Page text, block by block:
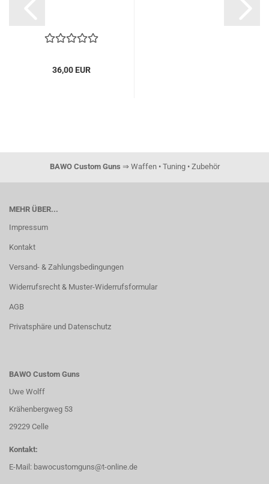
36,00 EUR
BAWO Custom Guns ⇒ Waffen • Tuning • Zubehör
MEHR ÜBER...
Impressum
Kontakt
Versand- & Zahlungsbedingungen
Widerrufsrecht & Muster-Widerrufsformular
AGB
Privatsphäre und Datenschutz
BAWO Custom Guns
Uwe Wolff
Krähenbergweg 53
29229 Celle
Kontakt:
E-Mail: bawocustomguns@t-online.de